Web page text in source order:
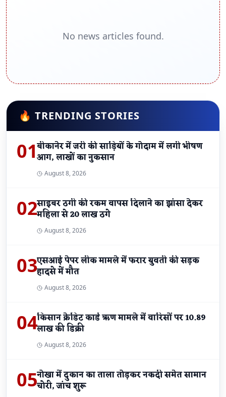
No news articles found.
🔥 TRENDING STORIES
01बीकानेर में जरी की साड़ियों के गोदाम में लगी भीषण
आग, लाखों का नुकसान
August 8, 2026
02साइबर ठगी की रकम वापस दिलाने का झांसा देकर
महिला से 20 लाख ठगे
August 8, 2026
03एसआई पेपर लीक मामले में फरार युवती की सड़क
हादसे में मौत
August 8, 2026
04किसान क्रेडिट कार्ड ऋण मामले में वारिसों पर 10.89
लाख की डिक्री
August 8, 2026
05नोखा में दुकान का ताला तोड़कर नकदी समेत सामान
चोरी, जांच शुरू